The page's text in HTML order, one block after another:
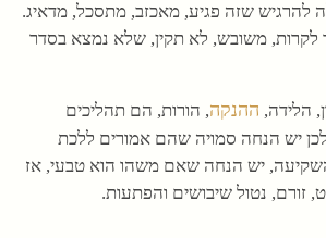
להרגיש שזה פגיע, מאכזב, מתסכל, מדאיג.
משובש, לא תקין, שלא נמצא בסדר
הלידה, ההנקה, הורות, הם תהליכים
יש הנחה סמויה שהם אמורים ללכת
יש הנחה שאם משהו הוא טבעי, אז
זורם, נטול שיבושים והפתעות.